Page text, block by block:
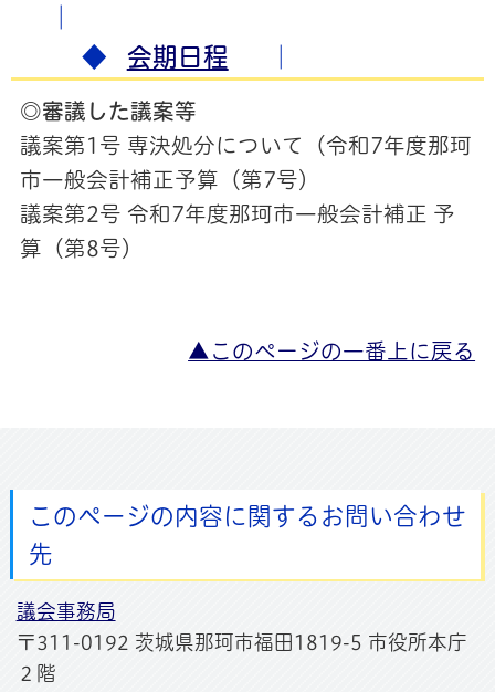
◆ 会期日程
◎審議した議案等
議案第1号 専決処分について（令和7年度那珂
市一般会計補正予算（第7号）
議案第2号 令和7年度那珂市一般会計補正 予
算（第8号）
▲このページの一番上に戻る
このページの内容に関するお問い合わせ
先
議会事務局
〒311-0192 茨城県那珂市福田1819-5 市役所本庁
２階